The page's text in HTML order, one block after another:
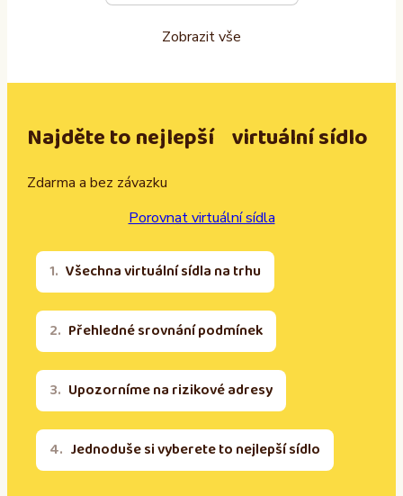
Zobrazit vše
Najděte to nejlepší virtuální sídlo
Zdarma a bez závazku
Porovnat virtuální sídla
Všechna virtuální sídla na trhu
Přehledné srovnání podmínek
Upozorníme na rizikové adresy
Jednoduše si vyberete to nejlepší sídlo